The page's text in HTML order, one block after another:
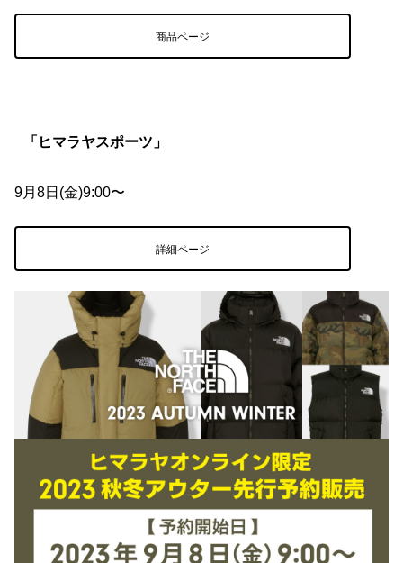
商品ページ
「ヒマラヤスポーツ」
9月8日(金)9:00〜
詳細ページ